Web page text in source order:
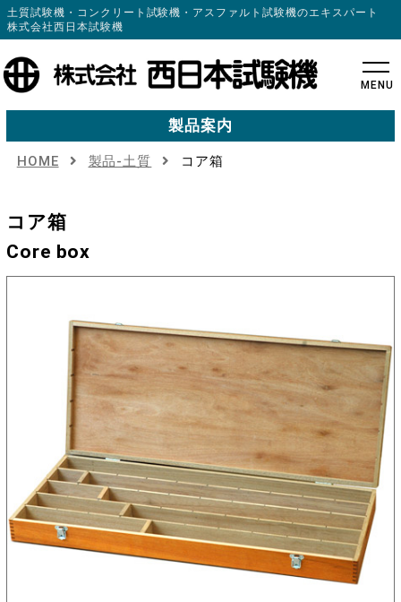
土質試験機・コンクリート試験機・アスファルト試験機のエキスパート
株式会社西日本試験機
MENU
製品案内
HOME 製品-土質 コア箱
コア箱
Core box